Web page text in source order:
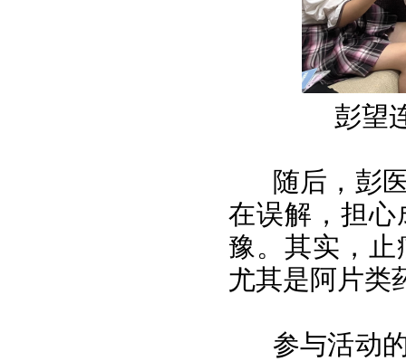
彭望
随后，彭
在误解，担
豫。其实，
尤其是阿片类
参与活动